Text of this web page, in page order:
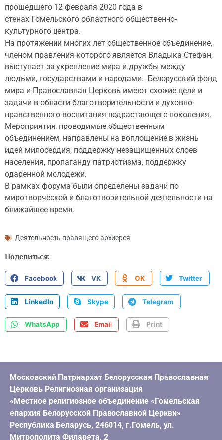
прошедшего 12 февраля 2020 года в
стенах Гомельского областного общественно-
культурного центра.
На протяжении многих лет общественное объединение,
членом правления которого является Владыка Стефан,
выступает за укрепление мира и дружбы между
людьми, государствами и народами. Белорусский фонд
мира и Православная Церковь имеют схожие цели и
задачи в области благотворительности и духовно-
нравственного воспитания подрастающего поколения.
Мероприятия, проводимые общественным
объединением, направлены на воплощение в жизнь
идей милосердия, поддержку незащищенных слоев
населения, пропаганду патриотизма, поддержку
одаренной молодежи.
В рамках форума были определены задачи по
миротворческой и благотворительной деятельности на
ближайшее время.
Деятельность правящего архиерея
Поделиться:
Facebook VK OK Twitter
LinkedIn Skype Telegram
WhatsApp Email Print
Московский Патриархат Белорусская Православная
Церковь Религиозная организация
«Местное религиозное объединение «Гомельская
епархия Белорусской Православной Церкви»
Республика Беларусь, 246014, г.Гомель, ул.
Митрополита Филарета, 2